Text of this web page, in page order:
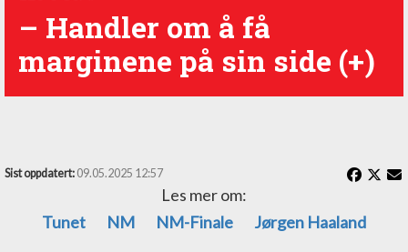
– Handler om å få
marginene på sin side (+)
Sist oppdatert: 09.05.2025 12:57
Les mer om:
Tunet
NM NM-Finale Jørgen Haaland